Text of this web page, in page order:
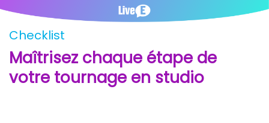
Checklist
Maîtrisez chaque étape de
votre tournage en studio